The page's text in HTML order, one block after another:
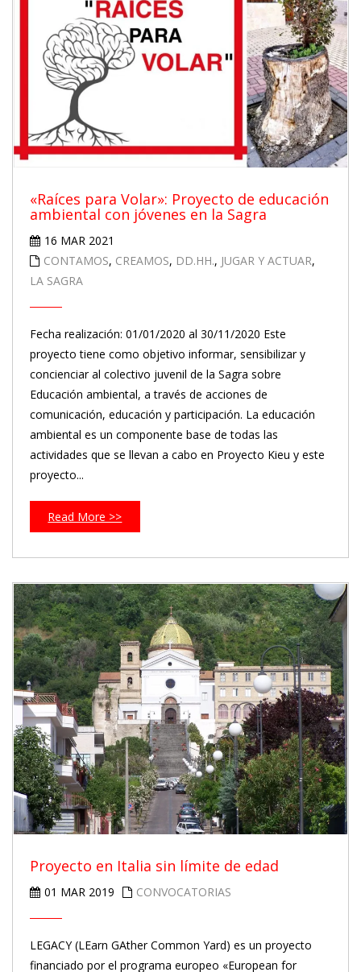
«Raíces para Volar»: Proyecto de educación
ambiental con jóvenes en la Sagra
16 MAR 2021
CONTAMOS, CREAMOS, DD.HH., JUGAR Y ACTUAR,
LA SAGRA
Fecha realización: 01/01/2020 al 30/11/2020 Este
proyecto tiene como objetivo informar, sensibilizar y
concienciar al colectivo juvenil de la Sagra sobre
Educación ambiental, a través de acciones de
comunicación, educación y participación. La educación
ambiental es un componente base de todas las
actividades que se llevan a cabo en Proyecto Kieu y este
proyecto...
Read More >>
Proyecto en Italia sin límite de edad
01 MAR 2019 CONVOCATORIAS
LEGACY (LEarn GAther Common Yard) es un proyecto
financiado por el programa europeo «European for